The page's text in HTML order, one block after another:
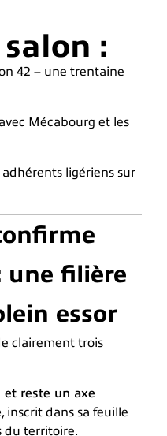
:
42 – une trentaine
Mécabourg et les
ligériens sur
une filière
essor
clairement trois
et reste un axe
, inscrit dans sa feuille
du territoire.